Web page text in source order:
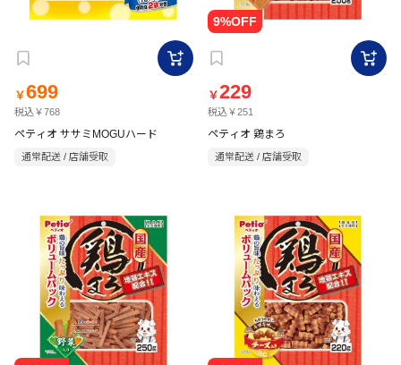
￥699
税込￥768
ペティオ ササミMOGUハード
通常配送 / 店舗受取
￥229
税込￥251
ペティオ 鶏まろ
通常配送 / 店舗受取